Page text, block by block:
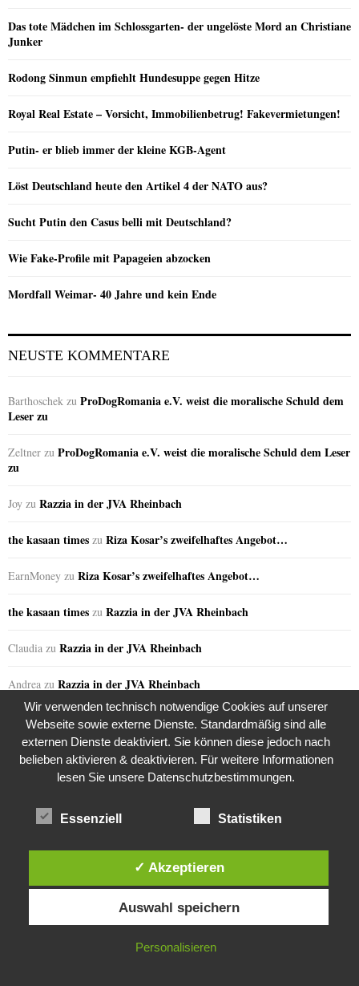
Das tote Mädchen im Schlossgarten- der ungelöste Mord an Christiane
Junker
Rodong Sinmun empfiehlt Hundesuppe gegen Hitze
Royal Real Estate – Vorsicht, Immobilienbetrug! Fakevermietungen!
Putin- er blieb immer der kleine KGB-Agent
Löst Deutschland heute den Artikel 4 der NATO aus?
Sucht Putin den Casus belli mit Deutschland?
Wie Fake-Profile mit Papageien abzocken
Mordfall Weimar- 40 Jahre und kein Ende
NEUSTE KOMMENTARE
Barthoschek zu ProDogRomania e.V. weist die moralische Schuld dem
Leser zu
Zeltner zu ProDogRomania e.V. weist die moralische Schuld dem Leser
zu
Joy zu Razzia in der JVA Rheinbach
the kasaan times zu Riza Kosar’s zweifelhaftes Angebot…
EarnMoney zu Riza Kosar’s zweifelhaftes Angebot…
the kasaan times zu Razzia in der JVA Rheinbach
Claudia zu Razzia in der JVA Rheinbach
Andrea zu Razzia in der JVA Rheinbach
Jana S.zuRazzia in der JVA Rheinbach
the kasaan timeszuRazzia in der JVA Rheinbach
Sabinezu Razzia in der JVA Rheinbach
Riza Kosar’s zweifelhaftes Angebot…
Riza Kosar’s zweifelhaftes Angebot…
Diese Website verwendet Cookies. Durch die weitere Nutzung dieser
Website stimmst du der Verwendung von Cookies zu.
IN ORDNUNG
Wir verwenden technisch notwendige Cookies auf unserer
Webseite sowie externe Dienste. Standardmäßig sind alle
externen Dienste deaktiviert. Sie können diese jedoch nach
belieben aktivieren & deaktivieren. Für weitere Informationen
lesen Sie unsere Datenschutzbestimmungen.
Essenziell Statistiken
✓ Akzeptieren
Auswahl speichern
Personalisieren